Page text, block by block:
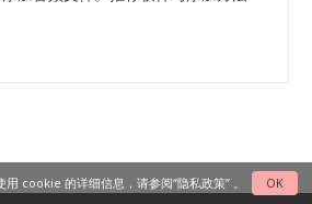
cookie 的详细信息，请参阅“隐私政策”。 OK